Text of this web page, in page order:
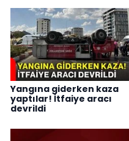
Yangına giderken kaza
yaptılar! İtfaiye aracı
devrildi